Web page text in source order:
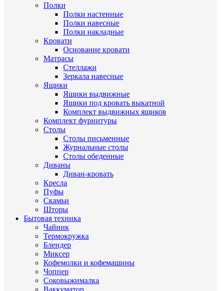
Полки
Полки настенные
Полки навесные
Полки накладные
Кровати
Основание кровати
Матрасы
Стеллажи
Зеркала навесные
Ящики
Ящики выдвижные
Ящики под кровать выкатной
Комплект выдвижных ящиков
Комплект фурнитуры
Столы
Столы письменные
Журнальные cтолы
Столы обеденные
Диваны
Диван-кровать
Кресла
Пуфы
Скамьи
Шторы
Бытовая техника
Чайник
Термокружка
Блендер
Миксер
Кофемолки и кофемашины
Чоппер
Соковыжималка
Ваккуматор